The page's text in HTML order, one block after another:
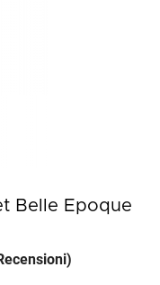
Belle Epoque